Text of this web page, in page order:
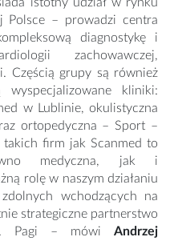
istotny udział w rynku
Polsce – prowadzi centra
diagnostykę i
zachowawczej,
Częścią grupy są również
kliniki:
w Lublinie, okulistyczna
ortopedyczna – Sport –
takich firm jak Scanmed to
medyczna, jak i
rolę w naszym działaniu
wchodzących na
strategiczne partnerstwo
Pagi – mówi Andrzej